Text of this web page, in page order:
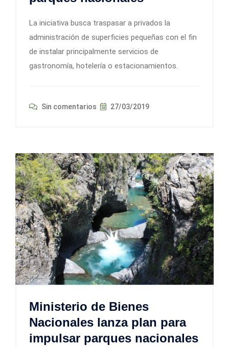
La iniciativa busca traspasar a privados la
administración de superficies pequeñas con el fin
de instalar principalmente servicios de
gastronomía, hotelería o estacionamientos.
Sin comentarios 27/03/2019
Ministerio de Bienes
Nacionales lanza plan para
impulsar parques nacionales